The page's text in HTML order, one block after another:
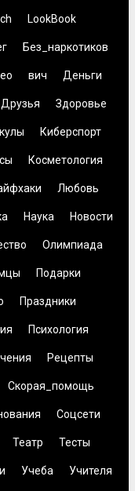
LookBook
Без_наркотиков
вич Деньги
Друзья Здоровье
Киберспорт
Косметология
Любовь
Наука Новости
Олимпиада
Подарки
Праздники
Психология
Рецепты
Скорая_помощь
Соцсети
Театр Тесты
Учеба Учителя